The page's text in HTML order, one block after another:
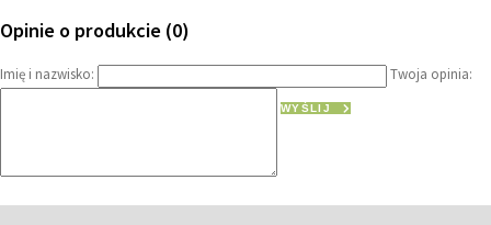
Opinie o produkcie (0)
Imię i nazwisko: Twoja opinia:
WYŚLIJ